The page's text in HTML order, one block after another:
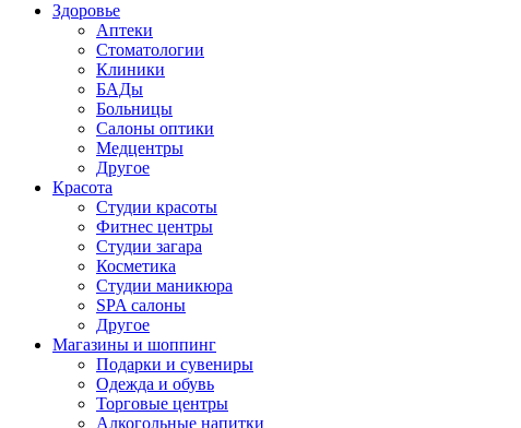
Здоровье
Аптеки
Стоматологии
Клиники
БАДы
Больницы
Салоны оптики
Медцентры
Другое
Красота
Студии красоты
Фитнес центры
Студии загара
Косметика
Студии маникюра
SPA салоны
Другое
Магазины и шоппинг
Подарки и сувениры
Одежда и обувь
Торговые центры
Алкогольные напитки